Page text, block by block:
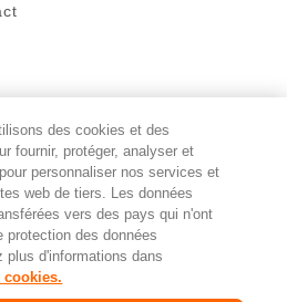
migros user/
Instagram
des cookies et des
fournir, protéger, analyser et
personnaliser nos services et
web de tiers. Les données
vers des pays qui n'ont
protection des données
plus d'informations dans